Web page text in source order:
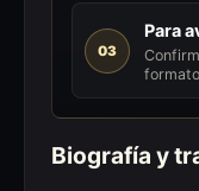
03
Para
Biografía y